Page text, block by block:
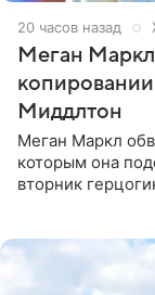
20 часов назад
Меган
Миддлтон
Меган Маркл
которым она
вторник